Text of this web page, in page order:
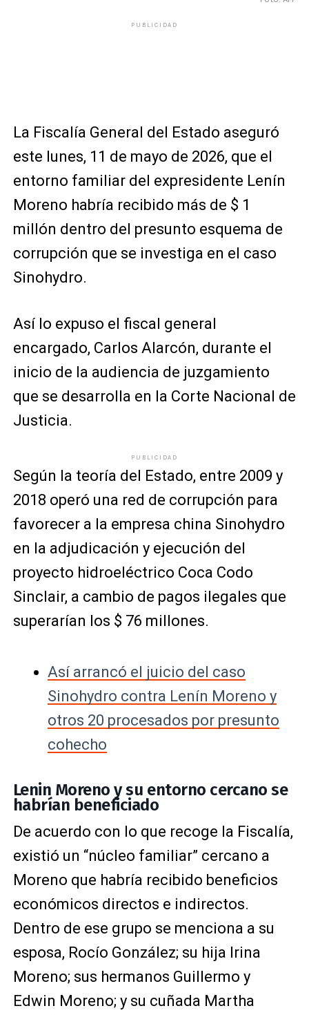
PUBLICIDAD
La Fiscalía General del Estado aseguró
este lunes, 11 de mayo de 2026, que el
entorno familiar del expresidente Lenín
Moreno habría recibido más de $ 1
millón dentro del presunto esquema de
corrupción que se investiga en el caso
Sinohydro.
Así lo expuso el fiscal general
encargado, Carlos Alarcón, durante el
inicio de la audiencia de juzgamiento
que se desarrolla en la Corte Nacional de
Justicia.
PUBLICIDAD
Según la teoría del Estado, entre 2009 y
2018 operó una red de corrupción para
favorecer a la empresa china Sinohydro
en la adjudicación y ejecución del
proyecto hidroeléctrico Coca Codo
Sinclair, a cambio de pagos ilegales que
superarían los $ 76 millones.
Así arrancó el juicio del caso
Sinohydro contra Lenín Moreno y
otros 20 procesados por presunto
cohecho
Lenin Moreno y su entorno cercano se
habrían beneficiado
De acuerdo con lo que recoge la Fiscalía,
existió un “núcleo familiar” cercano a
Moreno que habría recibido beneficios
económicos directos e indirectos.
Dentro de ese grupo se menciona a su
esposa, Rocío González; su hija Irina
Moreno; sus hermanos Guillermo y
Edwin Moreno; y su cuñada Martha